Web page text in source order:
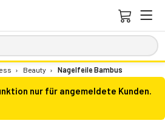
› Beauty › Nagelfeile Bambus
nur für angemeldete Kunden.